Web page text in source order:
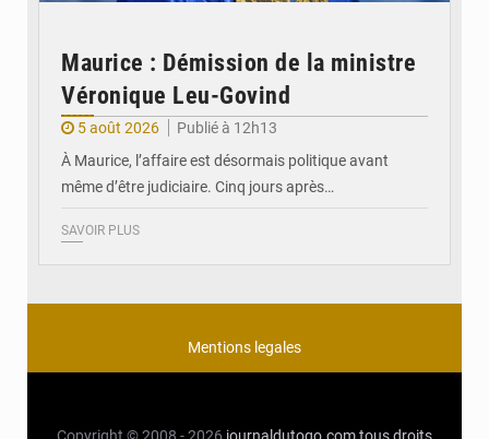
Maurice : Démission de la ministre
Véronique Leu-Govind
5 août 2026
Publié à 12h13
À Maurice, l’affaire est désormais politique avant
même d’être judiciaire. Cinq jours après…
SAVOIR PLUS
Mentions legales
Copyright © 2008 - 2026 journaldutogo.comtous droits